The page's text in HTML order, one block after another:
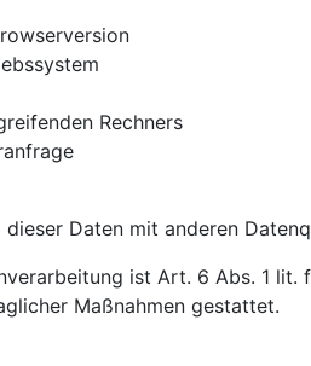
Rechners
dieser Daten mit anderen
ist Art. 6 Abs. 1 lit.
Maßnahmen gestattet.